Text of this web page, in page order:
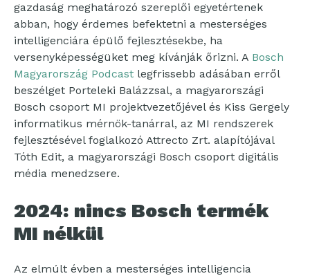
gazdaság meghatározó szereplői egyetértenek
abban, hogy érdemes befektetni a mesterséges
intelligenciára épülő fejlesztésekbe, ha
versenyképességüket meg kívánják őrizni. A Bosch
Magyarország Podcast legfrissebb adásában erről
beszélget Porteleki Balázzsal, a magyarországi
Bosch csoport MI projektvezetőjével és Kiss Gergely
informatikus mérnök-tanárral, az MI rendszerek
fejlesztésével foglalkozó Attrecto Zrt. alapítójával
Tóth Edit, a magyarországi Bosch csoport digitális
média menedzsere.
2024: nincs Bosch termék
MI nélkül
Az elmúlt évben a mesterséges intelligencia